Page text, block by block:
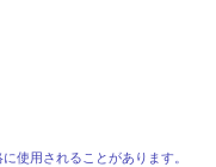
使用されることがあります。